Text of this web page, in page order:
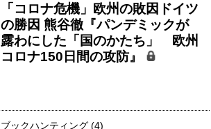
「コロナ危機」欧州の敗因ドイツ
の勝因 熊谷徹『パンデミックが
露わにした「国のかたち」 欧州
コロナ150日間の攻防』
ブックハンティング (4)